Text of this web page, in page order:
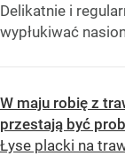
Delikatnie i
wypłukiwać
W maju robię z
przestają być
Łyse placki na